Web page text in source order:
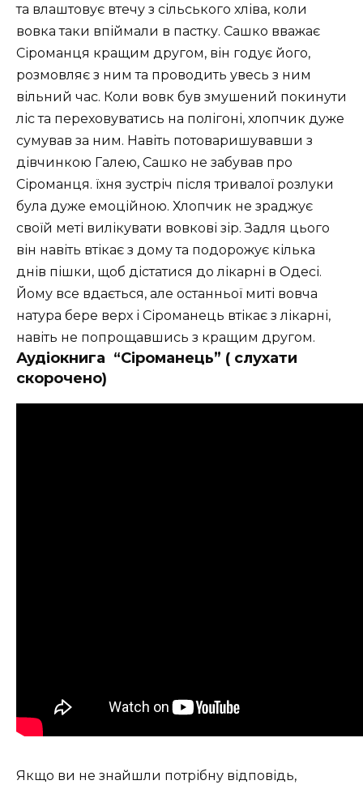
та влаштовує втечу з сільського хліва, коли
вовка таки впіймали в пастку. Сашко вважає
Сіроманця кращим другом, він годує його,
розмовляє з ним та проводить увесь з ним
вільний час. Коли вовк був змушений покинути
ліс та переховуватись на полігоні, хлопчик дуже
сумував за ним. Навіть потоваришувавши з
дівчинкою Галею, Сашко не забував про
Сіроманця. їхня зустріч після тривалої розлуки
була дуже емоційною. Хлопчик не зраджує
своїй меті вилікувати вовкові зір. Задля цього
він навіть втікає з дому та подорожує кілька
днів пішки, щоб дістатися до лікарні в Одесі.
Йому все вдається, але останньої миті вовча
натура бере верх і Сіроманець втікає з лікарні,
навіть не попрощавшись з кращим другом.
Аудіокнига “Сіроманець” ( слухати
скорочено)
Якщо ви не знайшли потрібну відповідь,